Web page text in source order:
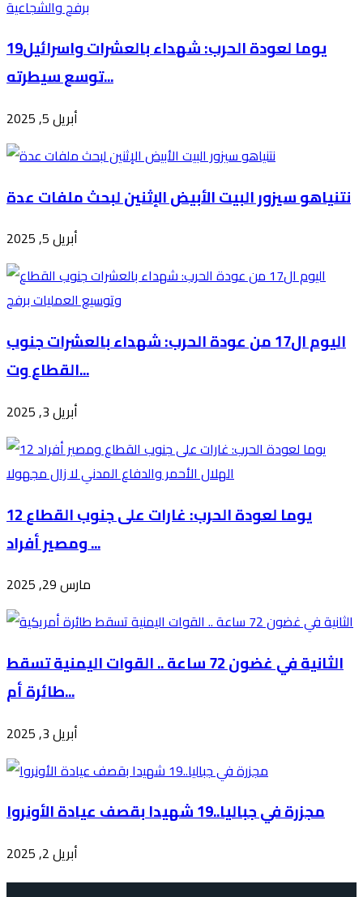
19يوما لعودة الحرب: شهداء بالعشرات واسرائيل
توسع سيطرته...
أبريل 5, 2025
نتنياهو سيزور البيت الأبيض الإثنين لبحث ملفات عدة
أبريل 5, 2025
اليوم ال17 من عودة الحرب: شهداء بالعشرات جنوب
القطاع وت...
أبريل 3, 2025
12 يوما لعودة الحرب: غارات على جنوب القطاع
ومصير أفراد ...
مارس 29, 2025
الثانية في غضون 72 ساعة .. القوات اليمنية تسقط
طائرة أم...
أبريل 3, 2025
مجزرة في جباليا..19 شهيدا بقصف عيادة الأونروا
أبريل 2, 2025